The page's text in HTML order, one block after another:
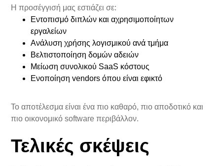
Η προσέγγισή μας εστιάζει σε:
Εντοπισμό διπλών και αχρησιμοποίητων
εργαλείων
Ανάλυση χρήσης λογισμικού ανά τμήμα
Βελτιστοποίηση δομών αδειών
Μείωση συνολικού SaaS κόστους
Ενοποίηση vendors όπου είναι εφικτό
Το αποτέλεσμα είναι ένα πιο καθαρό, πιο αποδοτικό και
πιο οικονομικό software περιβάλλον.
Τελικές σκέψεις